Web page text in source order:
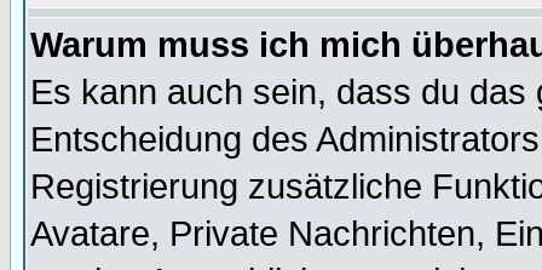
Warum muss ich mich
Es kann auch sein, dass du
Entscheidung des
Registrierung zusätzliche
Avatare, Private Nachrichten,